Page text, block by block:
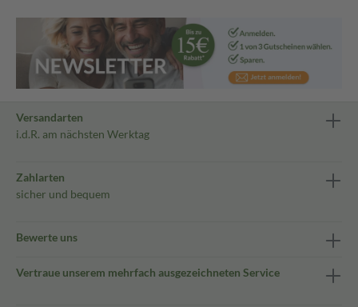
Versandarten
i.d.R. am nächsten Werktag
Zahlarten
sicher und bequem
Bewerte uns
Vertraue unserem mehrfach ausgezeichneten Service